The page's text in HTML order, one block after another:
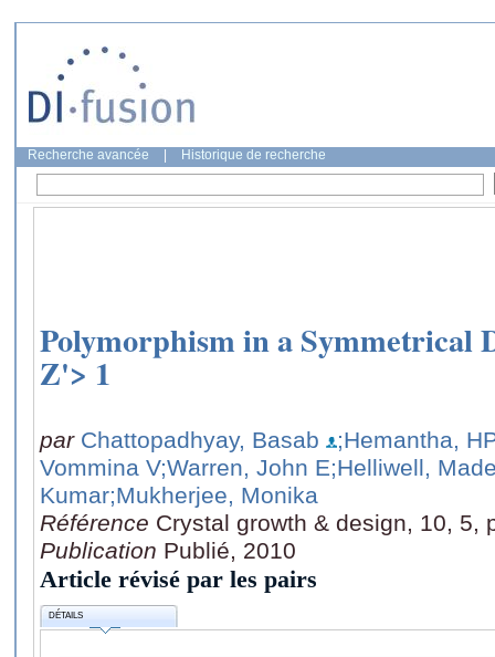
Recherche avancée Historique de recherche
Polymorphism in a Symmetrical
Z'> 1
par Chattopadhyay, Basab
;Hemantha,
Vommina V;Warren, John E;Helliwell,
Kumar;Mukherjee, Monika
Référence Crystal growth & design, 10, 5,
Publication Publié, 2010
Article révisé par les pairs
DÉTAILS